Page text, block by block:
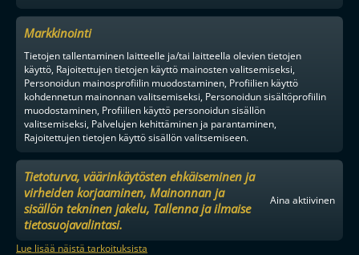
Markkinointi
Tietojen tallentaminen laitteelle ja/tai laitteella olevien tietojen
käyttö, Rajoitettujen tietojen käyttö mainosten valitsemiseksi,
Personoidun mainosprofiilin muodostaminen, Profiilien käyttö
kohdennetun mainonnan valitsemiseksi, Personoidun sisältöprofiilin
muodostaminen, Profiilien käyttö personoidun sisällön
valitsemiseksi, Palvelujen kehittäminen ja parantaminen,
Rajoitettujen tietojen käyttö sisällön valitsemiseen.
Tietoturva, väärinkäytösten ehkäiseminen ja
virheiden korjaaminen, Mainonnan ja
sisällön tekninen jakelu, Tallenna ja ilmaise
tietosuojavalintasi.
Aina aktiivinen
Lue lisää näistä tarkoituksista
MAAILMAN VIIHDYTTÄVINTÄ SALIBANDYA